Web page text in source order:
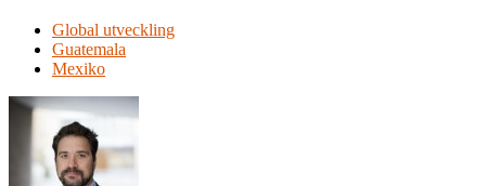
Global utveckling
Guatemala
Mexiko